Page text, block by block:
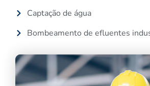
Captação de água
Bombeamento de efluentes